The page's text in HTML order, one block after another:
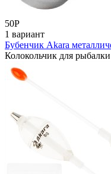
50Р
1 вариант
Бубенчик Akara
Колокольчик для